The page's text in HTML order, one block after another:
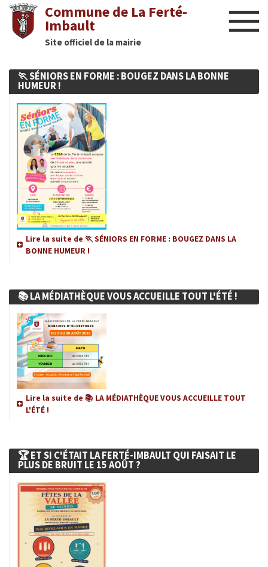
Commune de La Ferté-
Imbault
Site officiel de la mairie
Nous contacter
Manifestations
Mairie
Enfance Jeunesse et Famille
Vie associative
Tourisme et Culture
Ça s'est passé à la Ferté
URBANISME
🏃 SÉNIORS EN FORME : BOUGEZ DANS LA BONNE
HUMEUR !
Lire la suite de 🏃 SÉNIORS EN FORME : BOUGEZ DANS LA
BONNE HUMEUR !
📚 LA MÉDIATHÈQUE VOUS ACCUEILLE TOUT L'ÉTÉ !
Lire la suite de 📚 LA MÉDIATHÈQUE VOUS ACCUEILLE TOUT
L'ÉTÉ !
🏆 ET SI C'ÉTAIT LA FERTÉ-IMBAULT QUI FAISAIT LE
PLUS DE BRUIT LE 15 AOÛT ?